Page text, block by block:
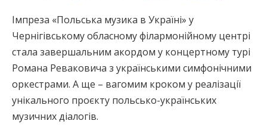
Імпреза «Польська музика в Україні» у
Чернігівському обласному філармонійному центрі
стала завершальним акордом у концертному турі
Романа Реваковича з українськими симфонічними
оркестрами. А ще – вагомим кроком у реалізації
унікального проєкту польсько-українських
музичних діалогів.